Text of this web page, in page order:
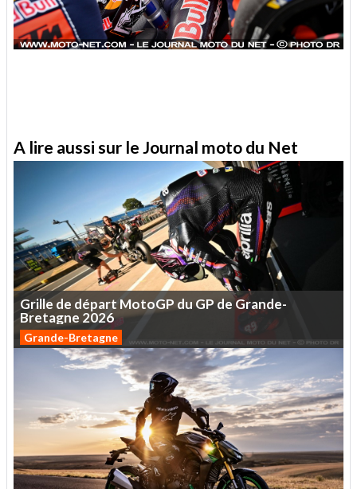
A lire aussi sur le Journal moto du Net
Grille de départ MotoGP duGPdeGrande-
Bretagne 2026
Grande-Bretagne